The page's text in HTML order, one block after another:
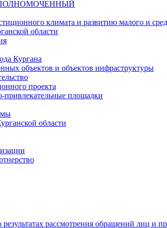
климата и развитию малого и
области
Кургана
объектов и объектов инфраструктуры
проекта
площадки
области
рассмотрения обращений лиц и